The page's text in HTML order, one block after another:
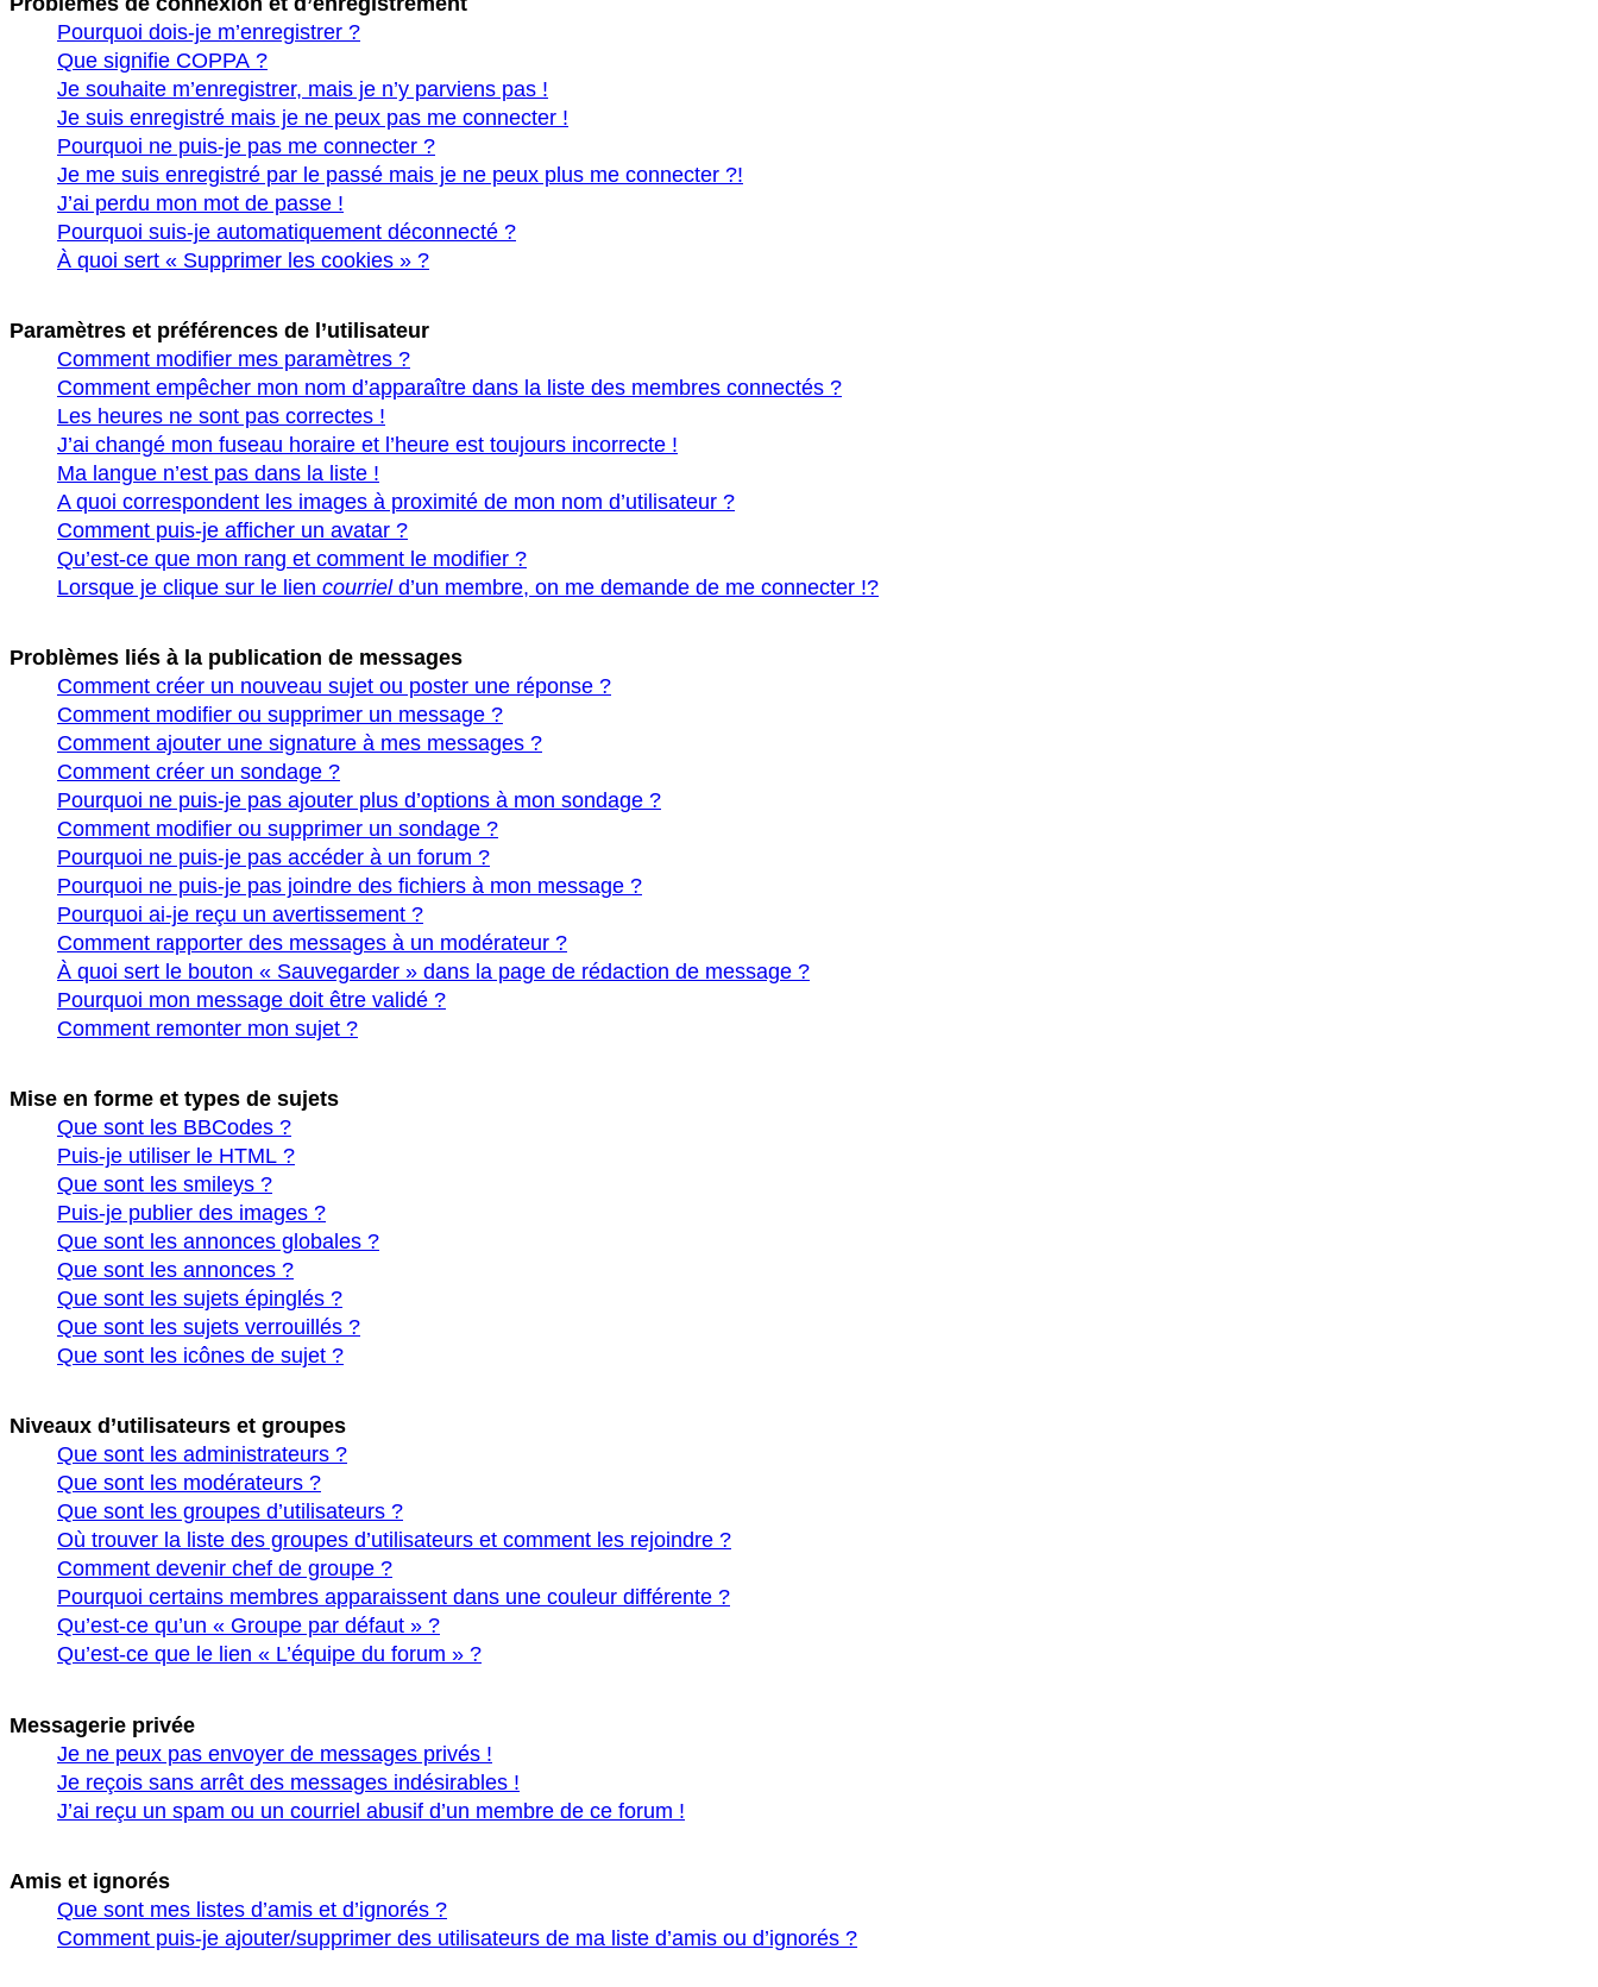
Pourquoi dois-je m’enregistrer ?
Que signifie COPPA ?
Je souhaite m’enregistrer, mais je n’y parviens pas !
Je suis enregistré mais je ne peux pas me connecter !
Pourquoi ne puis-je pas me connecter ?
Je me suis enregistré par le passé mais je ne peux plus me connecter ?!
J’ai perdu mon mot de passe !
Pourquoi suis-je automatiquement déconnecté ?
À quoi sert « Supprimer les cookies » ?
Paramètres et préférences de l’utilisateur
Comment modifier mes paramètres ?
Comment empêcher mon nom d’apparaître dans la liste des membres connectés ?
Les heures ne sont pas correctes !
J’ai changé mon fuseau horaire et l’heure est toujours incorrecte !
Ma langue n’est pas dans la liste !
A quoi correspondent les images à proximité de mon nom d’utilisateur ?
Comment puis-je afficher un avatar ?
Qu’est-ce que mon rang et comment le modifier ?
Lorsque je clique sur le lien courrield’un membre, on me demande de me connecter !?
Problèmes liés à la publication de messages
Comment créer un nouveau sujet ou poster une réponse ?
Comment modifier ou supprimer un message ?
Comment ajouter une signature à mes messages ?
Comment créer un sondage ?
Pourquoi ne puis-je pas ajouter plus d’options à mon sondage ?
Comment modifier ou supprimer un sondage ?
Pourquoi ne puis-je pas accéder à un forum ?
Pourquoi ne puis-je pas joindre des fichiers à mon message ?
Pourquoi ai-je reçu un avertissement ?
Comment rapporter des messages à un modérateur ?
À quoi sert le bouton « Sauvegarder » dans la page de rédaction de message ?
Pourquoi mon message doit être validé ?
Comment remonter mon sujet ?
Mise en forme et types de sujets
Que sont les BBCodes ?
Puis-je utiliser le HTML ?
Que sont les smileys ?
Puis-je publier des images ?
Que sont les annonces globales ?
Que sont les annonces ?
Que sont les sujets épinglés ?
Que sont les sujets verrouillés ?
Que sont les icônes de sujet ?
Niveaux d’utilisateurs et groupes
Que sont les administrateurs ?
Que sont les modérateurs ?
Que sont les groupes d’utilisateurs ?
Où trouver la liste des groupes d’utilisateurs et comment les rejoindre ?
Comment devenir chef de groupe ?
Pourquoi certains membres apparaissent dans une couleur différente ?
Qu’est-ce qu’un « Groupe par défaut » ?
Qu’est-ce que le lien « L’équipe du forum » ?
Messagerie privée
Je ne peux pas envoyer de messages privés !
Je reçois sans arrêt des messages indésirables !
J’ai reçu un spam ou un courriel abusif d’un membre de ce forum !
Amis et ignorés
Que sont mes listes d’amis et d’ignorés ?
Comment puis-je ajouter/supprimer des utilisateurs de ma liste d’amis ou d’ignorés ?